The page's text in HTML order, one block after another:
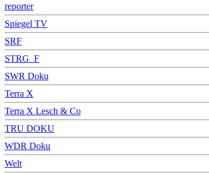
reporter
Spiegel TV
SRF
STRG_F
SWR Doku
Terra X
Terra X Lesch & Co
TRU DOKU
WDR Doku
Welt